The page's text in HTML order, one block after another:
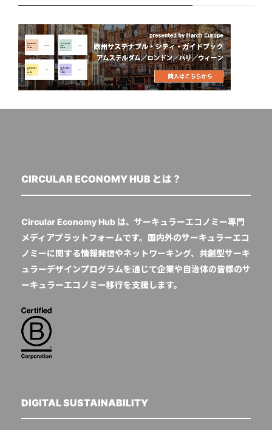
CIRCULAR ECONOMY HUB とは？
Circular Economy Hub は、サーキュラーエコノミー専門
メディアプラットフォームです。国内外のサーキュラーエコ
ノミーに関する情報発信やネットワーキング、共創型サーキ
ュラーデザインプログラムを通じて企業や自治体の皆様のサ
ーキュラーエコノミー移行を支援します。
DIGITAL SUSTAINABILITY